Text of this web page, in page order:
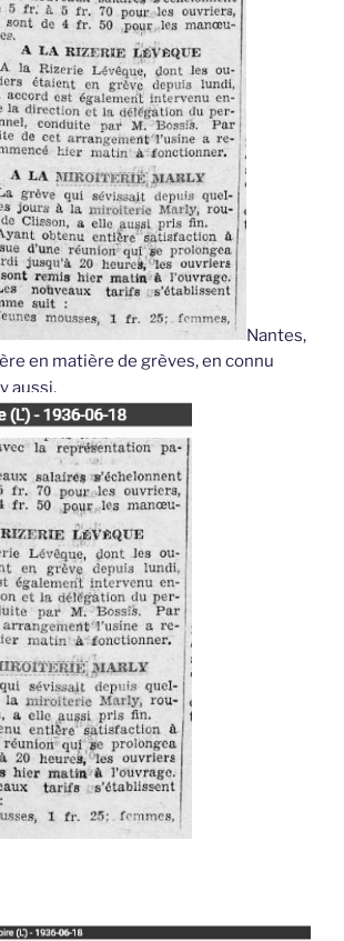
Nantes,
en matière de grèves, en connu
aussi.